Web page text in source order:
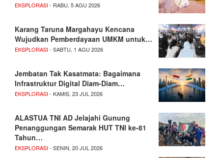
EKSPLORASI- RABU, 5 AGU 2026
Karang Taruna Margahayu Kencana
Wujudkan Pemberdayaan UMKM untuk…
EKSPLORASI- SABTU, 1 AGU 2026
Jembatan Tak Kasatmata: Bagaimana
Infrastruktur Digital Diam-Diam…
EKSPLORASI- KAMIS, 23 JUL 2026
ALASTUA TNI AD Jelajahi Gunung
Penanggungan Semarak HUT TNI ke-81
Tahun…
EKSPLORASI- SENIN, 20 JUL 2026